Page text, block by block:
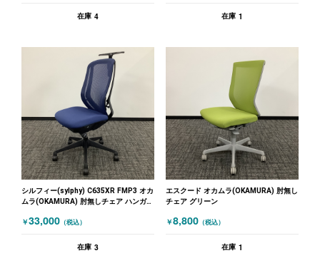
在庫 4 在庫 1
シルフィー(sylphy) C635XR FMP3 オカ
ムラ(OKAMURA) 肘無しチェア ハンガー
￥33,000 （税込）
在庫 3
エスクード オカムラ(OKAMURA) 肘無し
チェア グリーン
￥8,800 （税込）
在庫 1